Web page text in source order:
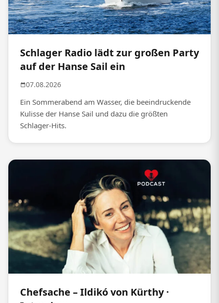
Schlager Radio lädt zur großen Party
auf der Hanse Sail ein
07.08.2026
Ein Sommerabend am Wasser, die beeindruckende
Kulisse der Hanse Sail und dazu die größten
Schlager-Hits.
Chefsache – Ildikó von Kürthy ·